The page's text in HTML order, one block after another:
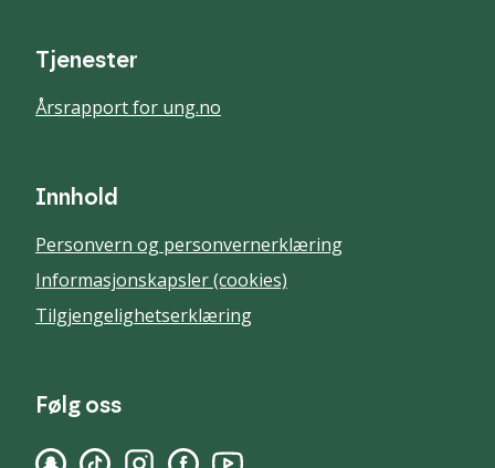
Tjenester
Årsrapport for ung.no
Innhold
Personvern og personvernerklæring
Informasjonskapsler (cookies)
Tilgjengelighetserklæring
Følg oss